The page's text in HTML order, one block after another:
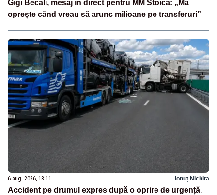
Gigi Becali, mesaj în direct pentru MM Stoica: „Mă
oprește când vreau să arunc milioane pe transferuri”
6 aug. 2026, 18:11 Ionuț Nichita
Accident pe drumul expres după o oprire de urgență.